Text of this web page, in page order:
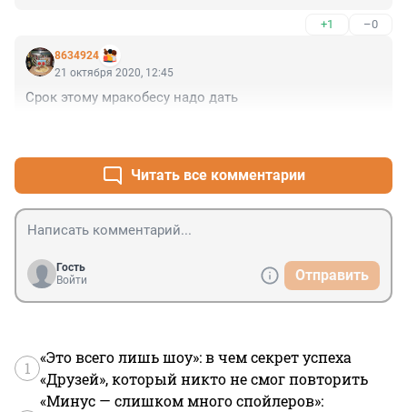
+1 –0
8634924
21 октября 2020, 12:45
Срок этому мракобесу надо дать
Читать все комментарии
Гость
Войти
Отправить
1
«Это всего лишь шоу»: в чем секрет успеха
«Друзей», который никто не смог повторить
«Минус — слишком много спойлеров»: